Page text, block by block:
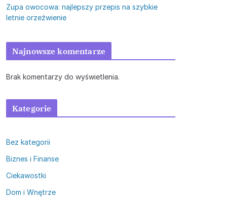
Zupa owocowa: najlepszy przepis na szybkie
letnie orzeźwienie
Najnowsze komentarze
Brak komentarzy do wyświetlenia.
Kategorie
Bez kategorii
Biznes i Finanse
Ciekawostki
Dom i Wnętrze